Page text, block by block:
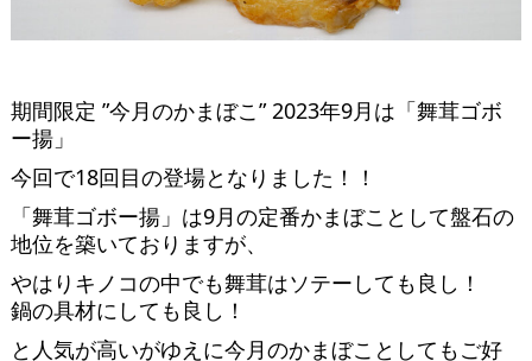
期間限定 ”今月のかまぼこ” 2023年9月は「舞茸ゴボ
ー揚」
今回で18回目の登場となりました！！
「舞茸ゴボー揚」は9月の定番かまぼことして盤石の
地位を築いておりますが、
やはりキノコの中でも舞茸はソテーしても良し！
鍋の具材にしても良し！
と人気が高いがゆえに今月のかまぼことしてもご好